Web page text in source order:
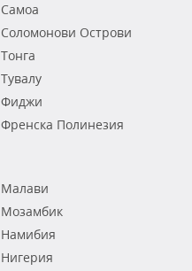
Самоа
Соломонови Острови
Тонга
Тувалу
Фиджи
Френска Полинезия
Малави
Мозамбик
Намибия
Нигерия